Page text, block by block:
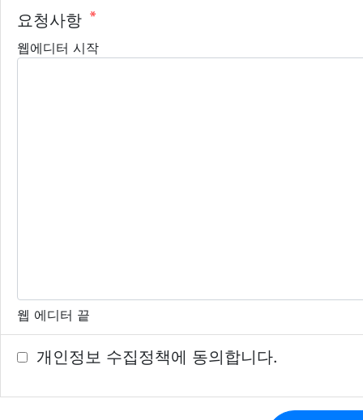
요청사항필수
내용필수
웹에디터 시작
웹 에디터 끝
개인정보 수집정책에 동의합니다.